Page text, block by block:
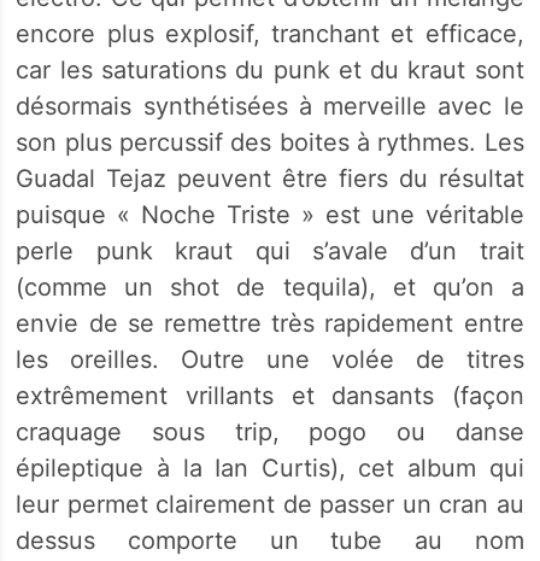
encore plus explosif, tranchant et efficace,
car les saturations du punk et du kraut sont
désormais synthétisées à merveille avec le
son plus percussif des boites à rythmes. Les
Guadal Tejaz peuvent être fiers du résultat
puisque « Noche Triste » est une véritable
perle punk kraut qui s’avale d’un trait
(comme un shot de tequila), et qu’on a
envie de se remettre très rapidement entre
les oreilles. Outre une volée de titres
extrêmement vrillants et dansants (façon
craquage sous trip, pogo ou danse
épileptique à la Ian Curtis), cet album qui
leur permet clairement de passer un cran au
dessus comporte un tube au nom